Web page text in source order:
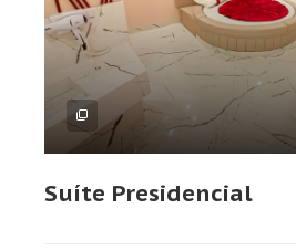
Suíte Presidencial